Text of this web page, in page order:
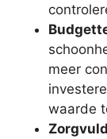
meer
waarde